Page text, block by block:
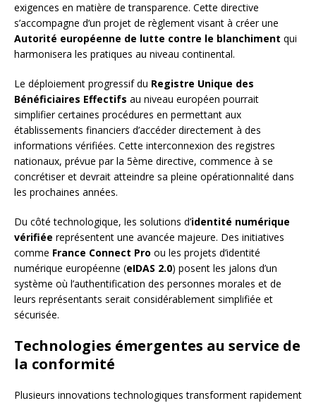
exigences en matière de transparence. Cette directive
s’accompagne d’un projet de règlement visant à créer une
Autorité européenne de lutte contre le blanchiment qui
harmonisera les pratiques au niveau continental.
Le déploiement progressif du Registre Unique des
Bénéficiaires Effectifs au niveau européen pourrait
simplifier certaines procédures en permettant aux
établissements financiers d’accéder directement à des
informations vérifiées. Cette interconnexion des registres
nationaux, prévue par la 5ème directive, commence à se
concrétiser et devrait atteindre sa pleine opérationnalité dans
les prochaines années.
Du côté technologique, les solutions d’identité numérique
vérifiée représentent une avancée majeure. Des initiatives
comme France Connect Pro ou les projets d’identité
numérique européenne (eIDAS 2.0) posent les jalons d’un
système où l’authentification des personnes morales et de
leurs représentants serait considérablement simplifiée et
sécurisée.
Technologies émergentes au service de
la conformité
Plusieurs innovations technologiques transforment rapidement